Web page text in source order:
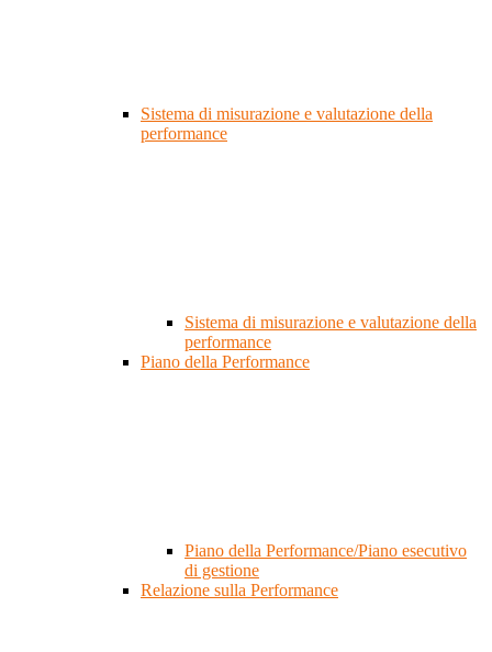
Sistema di misurazione e valutazione della
performance
Sistema di misurazione e valutazione della
performance
Piano della Performance
Piano della Performance/Piano esecutivo
di gestione
Relazione sulla Performance